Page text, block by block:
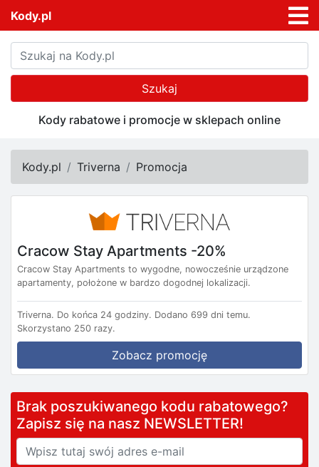
Kody.pl
Szukaj
Kody rabatowe i promocje w sklepach online
Kody.pl Triverna Promocja
Cracow Stay Apartments -20%
Cracow Stay Apartments to wygodne, nowocześnie urządzone
apartamenty, położone w bardzo dogodnej lokalizacji.
Triverna. Do końca 24 godziny. Dodano 699 dni temu.
Skorzystano 250 razy.
Zobacz promocję
Brak poszukiwanego kodu rabatowego?
Zapisz się na nasz NEWSLETTER!